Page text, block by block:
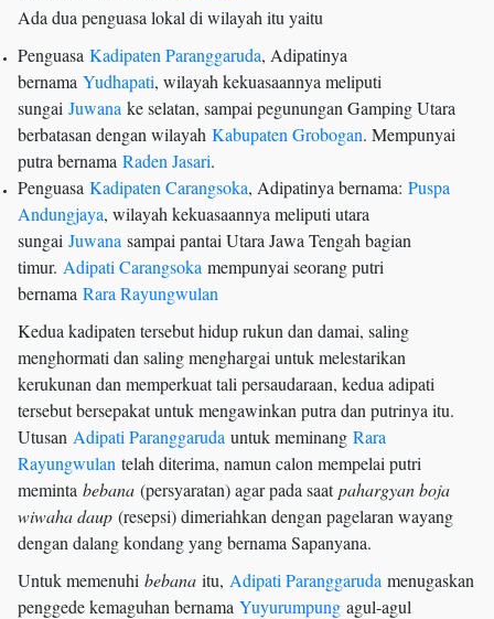
Ada dua penguasa lokal di wilayah itu yaitu
Penguasa Kadipaten Paranggaruda, Adipatinya
bernama Yudhapati, wilayah kekuasaannya meliputi
sungai Juwana ke selatan, sampai pegunungan Gamping Utara
berbatasan dengan wilayah Kabupaten Grobogan. Mempunyai
putra bernama Raden Jasari.
Penguasa Kadipaten Carangsoka, Adipatinya bernama: Puspa
Andungjaya, wilayah kekuasaannya meliputi utara
sungai Juwana sampai pantai Utara Jawa Tengah bagian
timur. Adipati Carangsoka mempunyai seorang putri
bernama Rara Rayungwulan
Kedua kadipaten tersebut hidup rukun dan damai, saling
menghormati dan saling menghargai untuk melestarikan
kerukunan dan memperkuat tali persaudaraan, kedua adipati
tersebut bersepakat untuk mengawinkan putra dan putrinya itu.
Utusan Adipati Paranggaruda untuk meminang Rara
Rayungwulan telah diterima, namun calon mempelai putri
meminta bebana (persyaratan) agar pada saatpahargyan boja
wiwaha daup (resepsi) dimeriahkan dengan pagelaran wayang
dengan dalang kondang yang bernama Sapanyana.
Untuk memenuhi bebana itu, Adipati Paranggaruda menugaskan
penggede kemaguhan bernama Yuyurumpung agul-agul